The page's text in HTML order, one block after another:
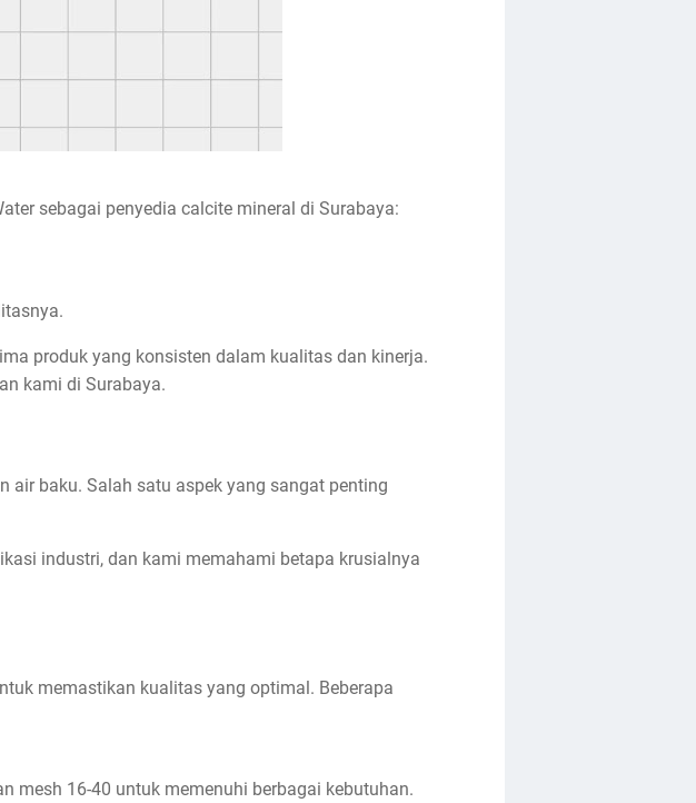
sebagai penyedia calcite mineral di Surabaya:
produk yang konsisten dalam kualitas dan kinerja.
kami di Surabaya.
air baku. Salah satu aspek yang sangat penting
industri, dan kami memahami betapa krusialnya
memastikan kualitas yang optimal. Beberapa
mesh 16-40 untuk memenuhi berbagai kebutuhan.